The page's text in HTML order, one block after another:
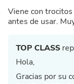
Viene con
antes de usar.
TOP CLASS
Hola,
Gracias por su